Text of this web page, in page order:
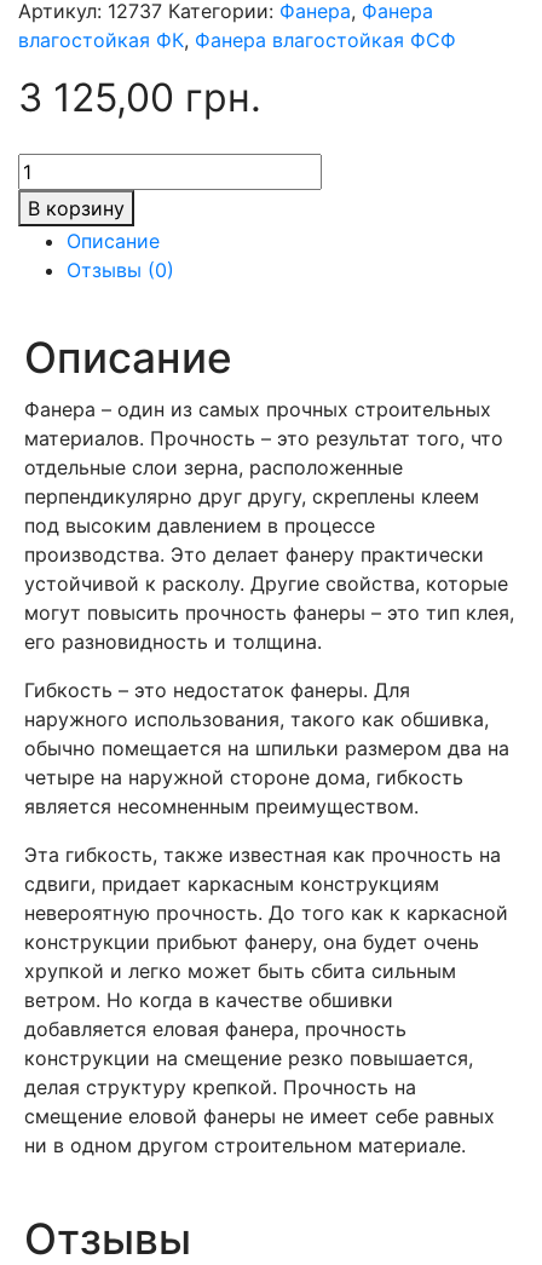
Артикул: 12737 Категории: Фанера, Фанера
влагостойкая ФК, Фанера влагостойкая ФСФ
3 125,00 грн.
Количество
товара
Фанера
12х1250х2500
2/2
(ВВ/
ВВ)
Рига
В корзину
Описание
Отзывы (0)
Описание
Фанера – один из самых прочных строительных
материалов. Прочность – это результат того, что
отдельные слои зерна, расположенные
перпендикулярно друг другу, скреплены клеем
под высоким давлением в процессе
производства. Это делает фанеру практически
устойчивой к расколу. Другие свойства, которые
могут повысить прочность фанеры – это тип клея,
его разновидность и толщина.
Гибкость – это недостаток фанеры. Для
наружного использования, такого как обшивка,
обычно помещается на шпильки размером два на
четыре на наружной стороне дома, гибкость
является несомненным преимуществом.
Эта гибкость, также известная как прочность на
сдвиги, придает каркасным конструкциям
невероятную прочность. До того как к каркасной
конструкции прибьют фанеру, она будет очень
хрупкой и легко может быть сбита сильным
ветром. Но когда в качестве обшивки
добавляется еловая фанера, прочность
конструкции на смещение резко повышается,
делая структуру крепкой. Прочность на
смещение еловой фанеры не имеет себе равных
ни в одном другом строительном материале.
Отзывы